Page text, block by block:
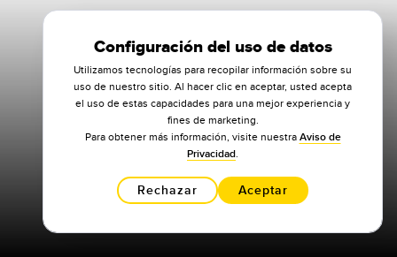
Configuración del uso de datos
Utilizamos tecnologías para recopilar información sobre su
uso de nuestro sitio. Al hacer clic en aceptar, usted acepta
el uso de estas capacidades para una mejor experiencia y
fines de marketing.
Para obtener más información, visite nuestra Aviso de
Privacidad.
Rechazar Aceptar